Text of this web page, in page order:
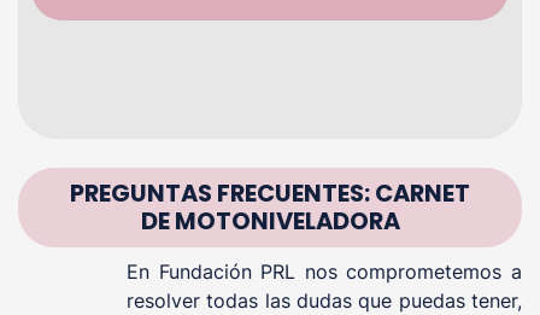
PREGUNTAS FRECUENTES: CARNET
DE MOTONIVELADORA
En Fundación PRL nos comprometemos a
resolver todas las dudas que puedas tener,